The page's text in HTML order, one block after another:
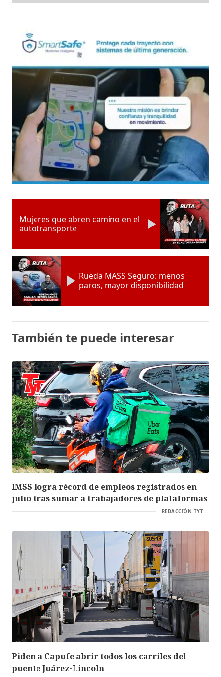
Mujeres que abren camino en el
autotransporte
Rueda MASS Seguro: menos
paros, mayor disponibilidad
También te puede interesar
IMSS logra récord de empleos registrados en
julio tras sumar a trabajadores de plataformas
REDACCIÓN TYT
Piden a Capufe abrir todos los carriles del
puente Juárez-Lincoln